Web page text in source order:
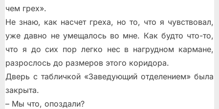
чем грех».
Не знаю, как насчет греха, но то, что я чувствовал,
уже давно не умещалось во мне. Как будто что-то,
что я до сих пор легко нес в нагрудном кармане,
разрослось до размеров этого коридора.
Дверь с табличкой «Заведующий отделением» была
закрыта.
– Мы что, опоздали?